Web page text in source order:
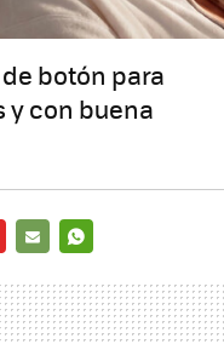
botón para
y con buena
MAIL